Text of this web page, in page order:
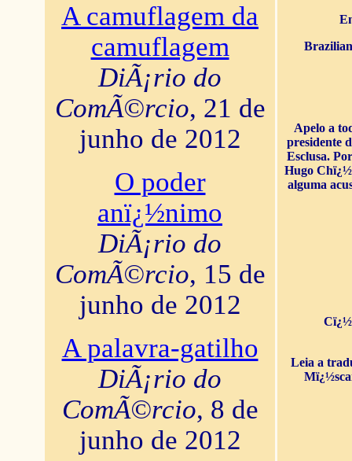
A camuflagem da
camuflagem
DiÃ¡rio do
ComÃ©rcio, 21 de
junho de 2012
O poder
anï¿½nimo
DiÃ¡rio do
ComÃ©rcio, 15 de
junho de 2012
A palavra-gatilho
DiÃ¡rio do
ComÃ©rcio, 8 de
junho de 2012
Apelo a
presidente
Esclusa.
Hugo
alguma
Leia a